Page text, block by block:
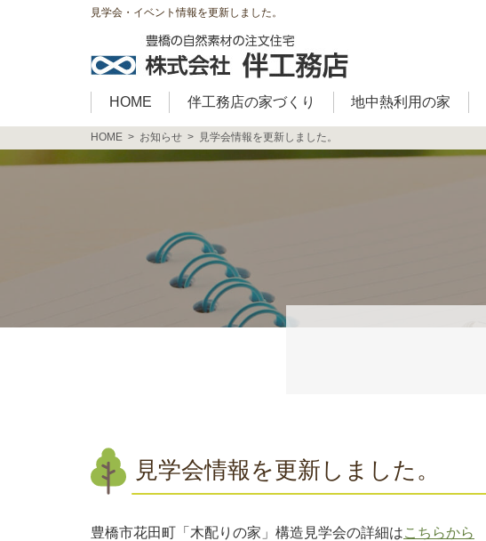
見学会・イベント情報を更新しました。
HOME 伴工務店の家づくり 地中熱利用の家
HOME お知らせ 見学会情報を更新しました。
見学会情報を更新しました。
豊橋市花田町「木配りの家」構造見学会の詳細はこちらから